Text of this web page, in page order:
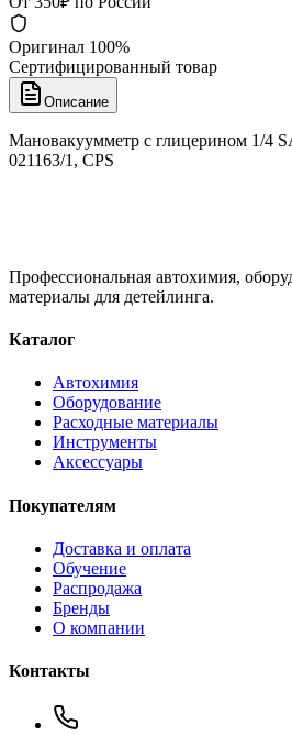
Оригинал 100%
Сертифицированный товар
Описание
Мановакуумметр с глицерином 1/4
021163/1, CPS
Профессиональная автохимия,
материалы для детейлинга.
Каталог
Автохимия
Оборудование
Расходные материалы
Инструменты
Аксессуары
Покупателям
Доставка и оплата
Обучение
Распродажа
Бренды
О компании
Контакты